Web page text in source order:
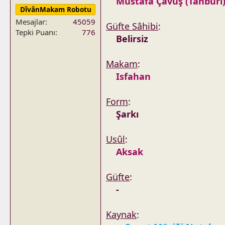
DîvânMakam Robotu
Mesajlar
45059
Tepki Puanı
776 Güfte Sâhibi:
Belirsiz
Makam:
Isfahan
Form:
Şarkı
Usûl:
Aksak
Güfte:
-
Kaynak: